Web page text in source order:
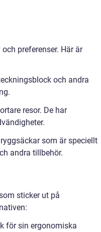
preferenser. Här är
och andra
resor. De har
som är speciellt
andra tillbehör.
sticker ut på
för sin ergonomiska